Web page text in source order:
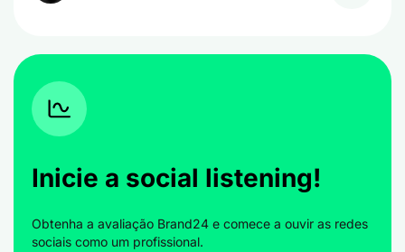
Inicie a social listening!
Obtenha a avaliação Brand24 e comece a ouvir as redes
sociais como um profissional.